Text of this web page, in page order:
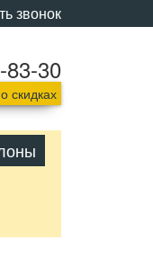
звонок
83-30
скидках